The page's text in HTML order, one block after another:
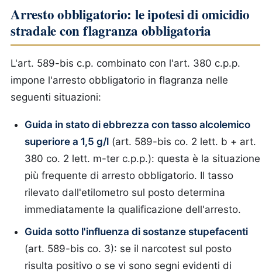
Arresto obbligatorio: le ipotesi di omicidio
stradale con flagranza obbligatoria
L'art. 589-bis c.p. combinato con l'art. 380 c.p.p.
impone l'arresto obbligatorio in flagranza nelle
seguenti situazioni:
Guida in stato di ebbrezza con tasso alcolemico
superiore a 1,5 g/l (art. 589-bis co. 2 lett. b + art.
380 co. 2 lett. m-ter c.p.p.): questa è la situazione
più frequente di arresto obbligatorio. Il tasso
rilevato dall'etilometro sul posto determina
immediatamente la qualificazione dell'arresto.
Guida sotto l'influenza di sostanze stupefacenti
(art. 589-bis co. 3): se il narcotest sul posto
risulta positivo o se vi sono segni evidenti di